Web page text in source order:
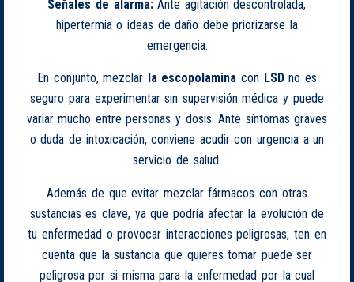
Señales de alarma:Ante agitación descontrolada,
hipertermia o ideas de daño debe priorizarse la
emergencia.
En conjunto, mezclar la escopolamina con LSDno es
seguro para experimentar sin supervisión médica y puede
variar mucho entre personas y dosis. Ante síntomas graves
o duda de intoxicación, conviene acudir con urgencia a un
servicio de salud.
Además de que evitar mezclar fármacos con otras
sustancias es clave, ya que podría afectar la evolución de
tu enfermedad o provocar interacciones peligrosas, ten en
cuenta que la sustancia que quieres tomar puede ser
peligrosa por si misma para la enfermedad por la cual